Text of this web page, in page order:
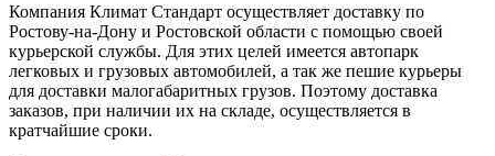
Компания Климат Стандарт осуществляет доставку по
Ростову-на-Дону и Ростовской области с помощью своей
курьерской службы. Для этих целей имеется автопарк
легковых и грузовых автомобилей, а так же пешие курьеры
для доставки малогабаритных грузов. Поэтому доставка
заказов, при наличии их на складе, осуществляется в
кратчайшие сроки.